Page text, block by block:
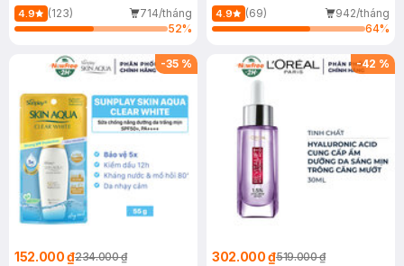
4.9 (123)
714/tháng
52%
(Mới)
4.9 (69)
942/tháng
64%
-35 %
152.000 ₫234.000 ₫
-42 %
302.000 ₫519.000 ₫